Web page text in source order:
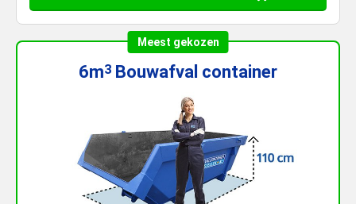
Meest gekozen
6m3 Bouwafval container